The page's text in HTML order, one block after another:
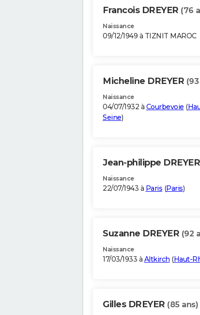
Francois DREYER (76
Naissance
09/12/1949 à TIZNIT MAROC
Micheline DREYER
Naissance
04/07/1932 à Courbevoie (
Seine)
Jean-philippe DREYER
Naissance
22/07/1943 à Paris (Paris)
Suzanne DREYER (92
Naissance
17/03/1933 à Altkirch (Haut-
Gilles DREYER (85 ans)